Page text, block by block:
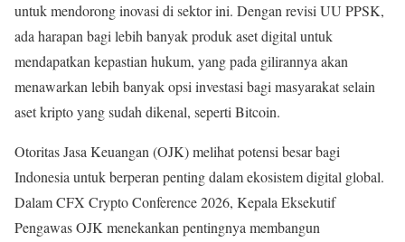
untuk mendorong inovasi di sektor ini. Dengan revisi UU PPSK,
ada harapan bagi lebih banyak produk aset digital untuk
mendapatkan kepastian hukum, yang pada gilirannya akan
menawarkan lebih banyak opsi investasi bagi masyarakat selain
aset kripto yang sudah dikenal, seperti Bitcoin.
Otoritas Jasa Keuangan (OJK) melihat potensi besar bagi
Indonesia untuk berperan penting dalam ekosistem digital global.
Dalam CFX Crypto Conference 2026, Kepala Eksekutif
Pengawas OJK menekankan pentingnya membangun